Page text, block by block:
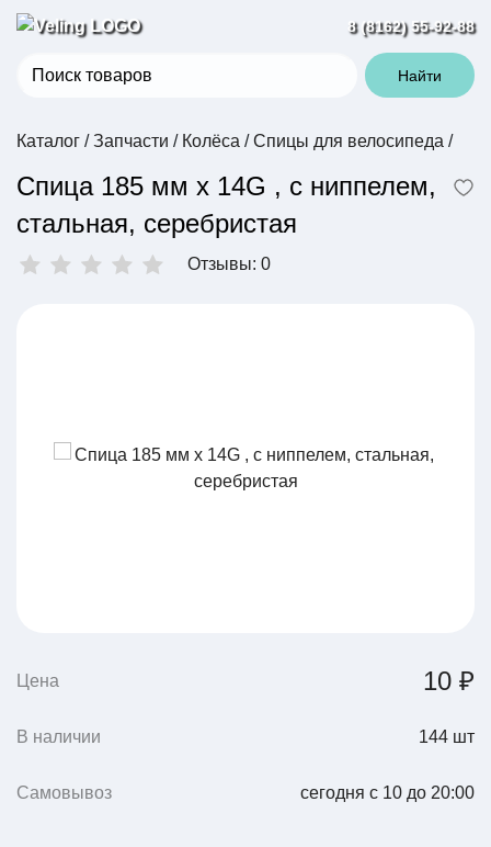
8 (8162) 55-92-88
Найти
Каталог / Запчасти / Колёса / Спицы для велосипеда /
Спица 185 мм x 14G , с ниппелем,
стальная, серебристая
Отзывы: 0
Цена 10 ₽
В наличии 144 шт
Самовывоз сегодня с 10 до 20:00